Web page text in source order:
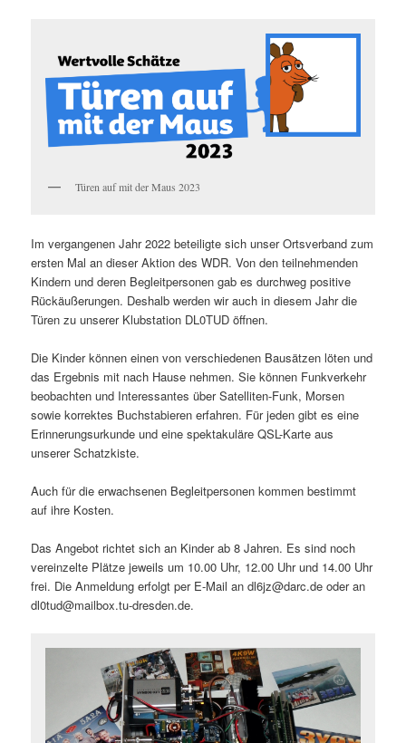
Türen auf mit der Maus 2023
Im vergangenen Jahr 2022 beteiligte sich unser Ortsverband zum
ersten Mal an dieser Aktion des WDR. Von den teilnehmenden
Kindern und deren Begleitpersonen gab es durchweg positive
Rückäußerungen. Deshalb werden wir auch in diesem Jahr die
Türen zu unserer Klubstation DL0TUD öffnen.
Die Kinder können einen von verschiedenen Bausätzen löten und
das Ergebnis mit nach Hause nehmen. Sie können Funkverkehr
beobachten und Interessantes über Satelliten-Funk, Morsen
sowie korrektes Buchstabieren erfahren. Für jeden gibt es eine
Erinnerungsurkunde und eine spektakuläre QSL-Karte aus
unserer Schatzkiste.
Auch für die erwachsenen Begleitpersonen kommen bestimmt
auf ihre Kosten.
Das Angebot richtet sich an Kinder ab 8 Jahren. Es sind noch
vereinzelte Plätze jeweils um 10.00 Uhr, 12.00 Uhr und 14.00 Uhr
frei. Die Anmeldung erfolgt per E-Mail an dl6jz@darc.de oder an
dl0tud@mailbox.tu-dresden.de.